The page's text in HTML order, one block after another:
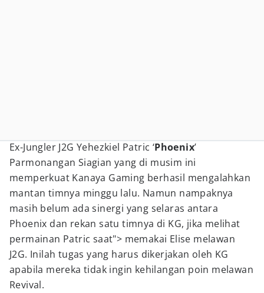
Ex-Jungler J2G Yehezkiel Patric ‘Phoenix’
Parmonangan Siagian yang di musim ini
memperkuat Kanaya Gaming berhasil mengalahkan
mantan timnya minggu lalu. Namun nampaknya
masih belum ada sinergi yang selaras antara
Phoenix dan rekan satu timnya di KG, jika melihat
permainan Patric saat"> memakai Elise melawan
J2G. Inilah tugas yang harus dikerjakan oleh KG
apabila mereka tidak ingin kehilangan poin melawan
Revival.